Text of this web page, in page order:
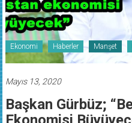
Ekonomi Haberler Manşet
Başkan Gürbüz;
Ekonomisi